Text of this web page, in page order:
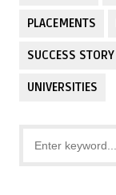
PLACEMENTS
SUCCESS STORY
UNIVERSITIES